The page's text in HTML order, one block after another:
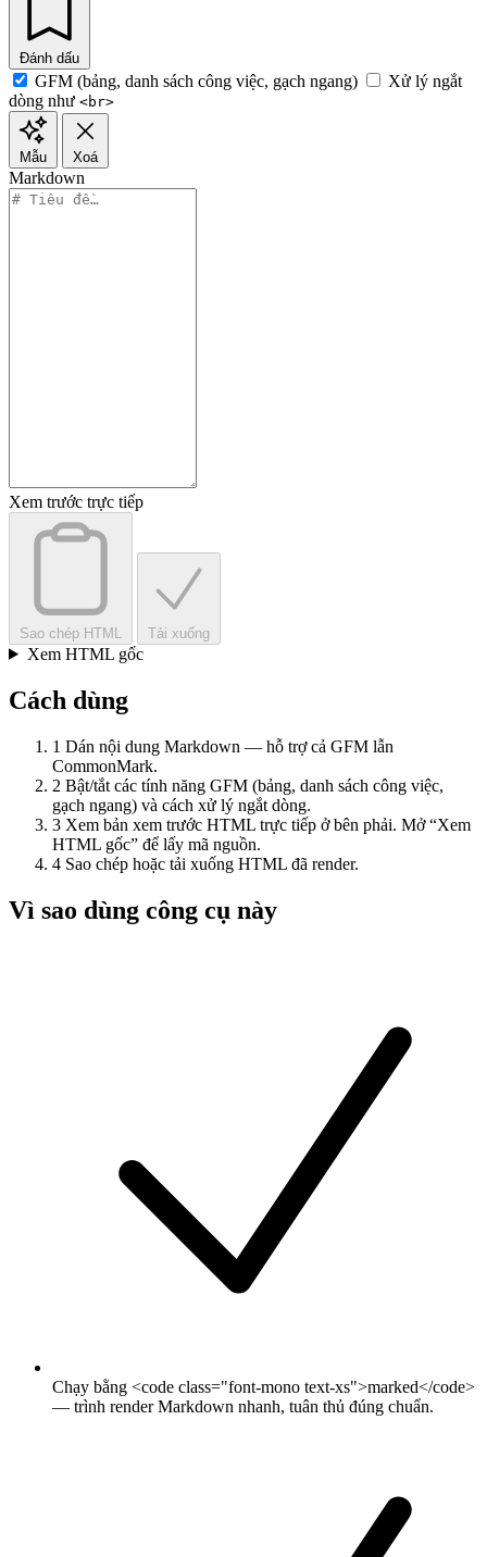
Đánh dấu
GFM (bảng, danh sách công việc, gạch ngang)
Xử lý ngắt
dòng như <br>
Mẫu Xoá
Markdown
Xem trước trực tiếp
Sao chép HTML Tải xuống
Xem HTML gốc
Cách dùng
1 Dán nội dung Markdown — hỗ trợ cả GFM lẫn
CommonMark.
2 Bật/tắt các tính năng GFM (bảng, danh sách công việc,
gạch ngang) và cách xử lý ngắt dòng.
3 Xem bản xem trước HTML trực tiếp ở bên phải. Mở “Xem
HTML gốc” để lấy mã nguồn.
4 Sao chép hoặc tải xuống HTML đã render.
Vì sao dùng công cụ này
Chạy bằng <code class="font-mono text-xs">marked</code>
— trình render Markdown nhanh, tuân thủ đúng chuẩn.